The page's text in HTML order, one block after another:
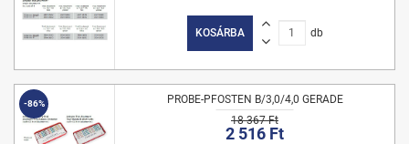
KOSÁRBA db
-86%
PROBE-PFOSTEN B/3,0/4,0 GERADE
18 367 Ft
2 516 Ft